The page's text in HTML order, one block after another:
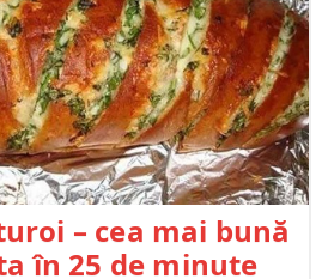
– cea mai bună
în 25 de minute